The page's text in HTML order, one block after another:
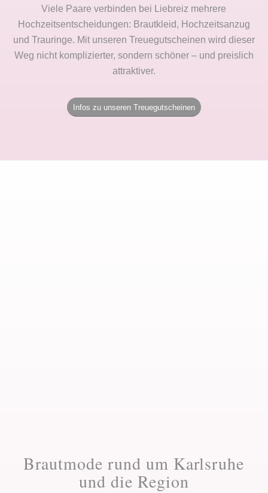
Viele Paare verbinden bei Liebreiz mehrere
Hochzeitsentscheidungen: Brautkleid, Hochzeitsanzug
und Trauringe. Mit unseren Treuegutscheinen wird dieser
Weg nicht komplizierter, sondern schöner – und preislich
attraktiver.
Infos zu unseren Treuegutscheinen
Brautmode rund um Karlsruhe
und die Region